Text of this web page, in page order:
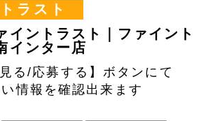
ラスト
イントラスト｜ファイント
インター店
見る/応募する】ボタンにて
情報を確認出来ます